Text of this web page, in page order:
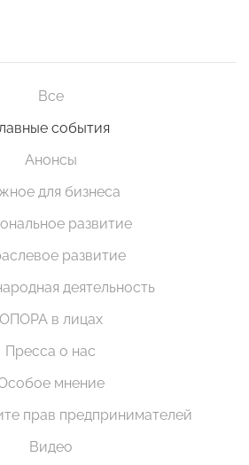
Все
события
Анонсы
для бизнеса
развитие
развитие
деятельность
ОПОРА в лицах
Пресса о нас
мнение
прав предпринимателей
Видео